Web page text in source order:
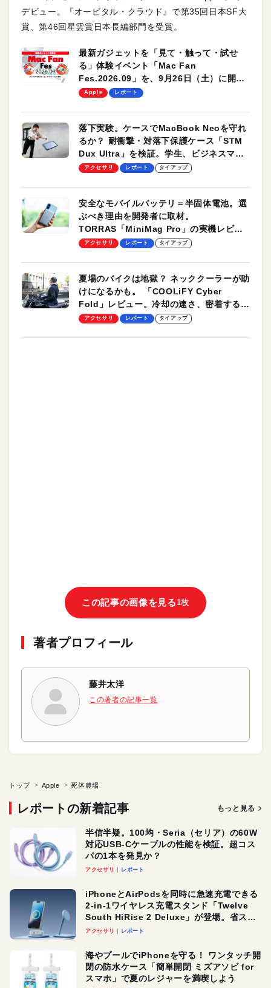
デビュー。『オービタル・クラウド』で第35回日本SF大
賞、第46回星雲賞日本長編部門を受賞。
最新ガジェットを「見て・触って・試せ
る」体験イベント「Mac Fan
Fes.2026.09」を、9月26日（土）に開催
します！
Apple レポート
落下実験。ケースでMacBook Neoを守れ
るか？ 耐衝撃・対落下保護ケース「STM
Dux Ultra」を検証。学生、ビジネスマン
のモバイルユースに最適！
アクセサリ レポート タイアップ
安全なモバイルバッテリ＝半固体電池。選
ぶべき理由を開発者に取材。
TORRAS「MiniMag Pro」の実機レビュ
ーも
アクセサリ レポート タイアップ
夏場のバイクは地獄？ ネッククーラーが助
けになるかも。 「COOLiFY Cyber
Fold」レビュー。冷却の速さ、密着する冷
却プレート、シンプルな操作性がグッド！
アクセサリ レポート タイアップ
この記事の画像を見る 1枚
著者プロフィール
藤井太洋
この著者の記事一覧
トップ Apple 死体農場
レポートの新着記事 もっと見る
半信半疑。100均・Seria（セリア）の60W
対応USB-Cケーブルの性能を検証。超コス
パの1本を発見か？
アクセサリ レポート
iPhoneとAirPodsを同時に急速充電できる
2-in-1ワイヤレス充電スタンド「Twelve
South HiRise 2 Deluxe」が登場。省スペ
ースでおしゃれに充電したい人にオスス
アクセサリ レポート
海やプールでiPhoneを守る！ ワンタッチ開
閉の防水ケース「簡単開閉 ミズアソビ for
スマホ」で夏のレジャーを満喫しよう